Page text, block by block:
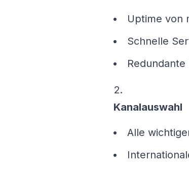
Uptime von
Schnelle
Kanalauswahl
Alle